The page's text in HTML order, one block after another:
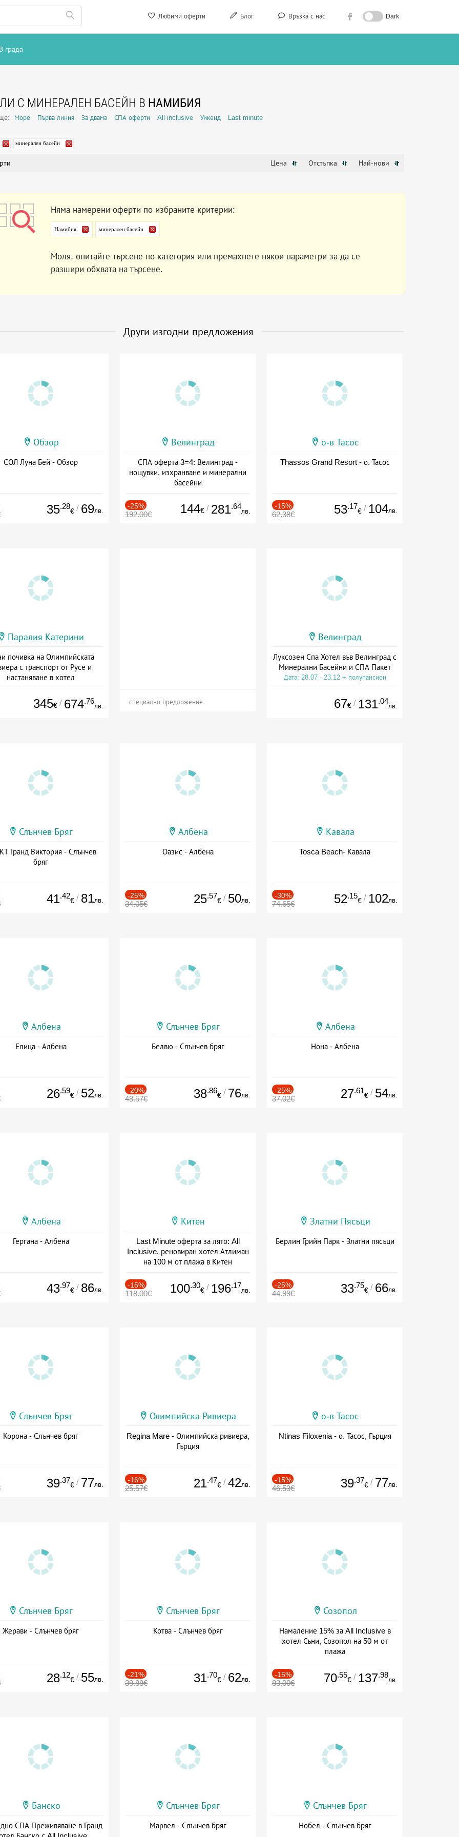
Любими оферти Блог Връзка с нас Dark
В града
С МИНЕРАЛЕН БАСЕЙН В НАМИБИЯ
Море Първа линия За двама СПА оферти All inclusive Уикенд Last minute
минерален басейн
Цена Отстъпка Най-нови
Няма намерени оферти по избраните критерии:
Намибия минерален басейн
Моля, опитайте търсене по категория или премахнете някои параметри за да се
разшири обхвата на търсене.
Други изгодни предложения
Обзор
СОЛ Луна Бей - Обзор
35.28
€ / 69лв.
Велинград
СПА оферта 3=4: Велинград -
нощувки, изхранване и минерални
басейни
-25%
192.00€ 144€ / 281.64
лв.
о-в Тасос
Thassos Grand Resort - о. Тасос
-15%
62.38€ 53.17
€ / 104лв.
Паралия Катерини
почивка на Олимпийската
с транспорт от Русе и
настаняване в хотел
345€ / 674.76
лв. специално предложение
Велинград
Луксозен Спа Хотел във Велинград с
Минерални Басейни и СПА Пакет
Дата: 28.07 - 23.12 + полупансион
67€ / 131.04
лв.
Слънчев Бряг
Гранд Виктория - Слънчев
бряг
41.42
€ / 81лв.
Албена
Оазис - Албена
-25%
34.05€ 25.57
€ / 50лв.
Кавала
Tosca Beach- Кавала
-30%
74.65€ 52.15
€ / 102лв.
Албена
Елица - Албена
26.59
€ / 52лв.
Слънчев Бряг
Белвю - Слънчев бряг
-20%
48.57€ 38.86
€ / 76лв.
Албена
Нона - Албена
-25%
37.02€ 27.61
€ / 54лв.
Албена
Гергана - Албена
43.97
€ / 86лв.
Китен
Last Minute оферта за лято: All
Inclusive, реновиран хотел Атлиман
на 100 м от плажа в Китен
-15%
118.00€ 100.30
€ / 196.17
лв.
Златни Пясъци
Берлин Грийн Парк - Златни пясъци
-25%
44.99€ 33.75
€ / 66лв.
Слънчев Бряг
Корона - Слънчев бряг
39.37
€ / 77лв.
Олимпийска Ривиера
Regina Mare - Олимпийска ривиера,
Гърция
-16%
25.57€ 21.47
€ / 42лв.
о-в Тасос
Ntinas Filoxenia - о. Тасос, Гърция
-15%
46.53€ 39.37
€ / 77лв.
Слънчев Бряг
Жерави - Слънчев бряг
28.12
€ / 55лв.
Слънчев Бряг
Котва - Слънчев бряг
-21%
39.88€ 31.70
€ / 62лв.
Созопол
Намаление 15% за All Inclusive в
хотел Съни, Созопол на 50 м от
плажа
-15%
83.00€ 70.55
€ / 137.98
лв.
Банско
СПА Преживяване в Гранд
Слънчев Бряг
Марвел - Слънчев бряг
Слънчев Бряг
Нобел - Слънчев бряг